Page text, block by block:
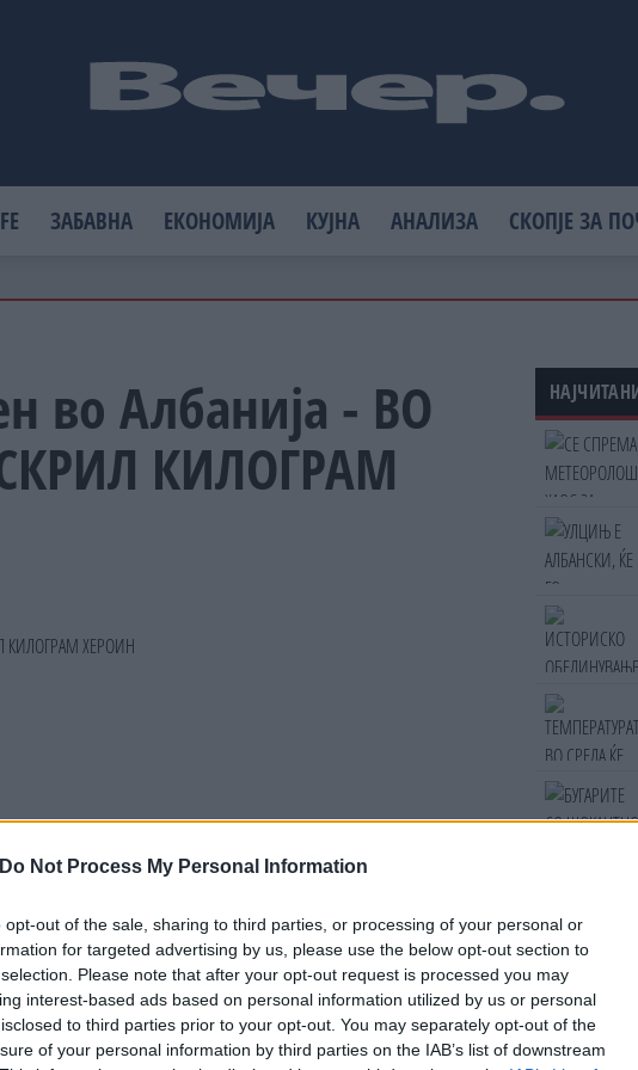
Do Not Process My Personal Information
opt-out of the sale, sharing to third parties, or processing of your personal or
for targeted advertising by us, please use the below opt-out section to
Please note that after your opt-out request is processed you may
interest-based ads based on personal information utilized by us or personal
to third parties prior to your opt-out. You may separately opt-out of the
of your personal information by third parties on the IAB’s list of downstream
ЗАБАВНА ЕКОНОМИЈА КУЈНА АНАЛИЗА СКОПЈЕ ЗА
во Албанија - ВО
КИЛОГРАМ